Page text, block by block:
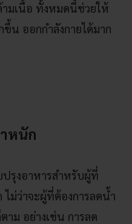
ามเนื้อ ทั้งหมดนี้ช่วยให้
น ออกกำลังกายได้มาก
หนัก
ปรุงอาหารสำหรับผู้ที่
ม่ว่าจะผู้ที่ต้องการลดน้ำ
ม อย่างเช่น การลด